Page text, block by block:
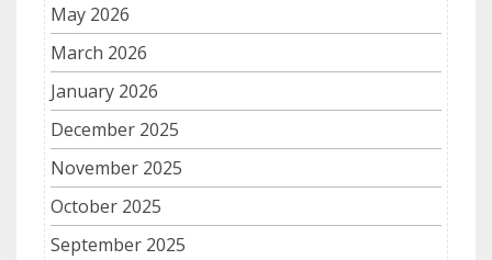
May 2026
March 2026
January 2026
December 2025
November 2025
October 2025
September 2025